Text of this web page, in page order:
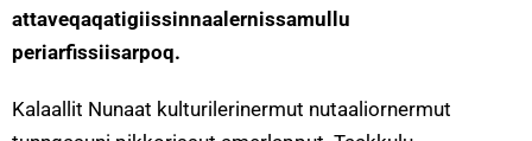
attaveqaqatigiissinnaalernissamullu
periarfissiisarpoq.
Kalaallit Nunaat kulturilerinermut nutaaliornermut